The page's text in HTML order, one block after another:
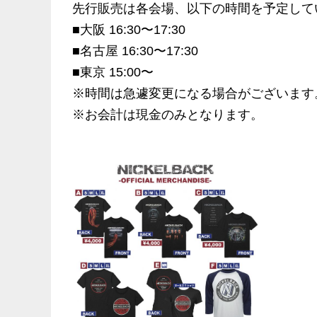
先行販売は各会場、以下の時間を予定して
■大阪 16:30〜17:30
■名古屋 16:30〜17:30
■東京 15:00〜
※時間は急遽変更になる場合がございます
※お会計は現金のみとなります。